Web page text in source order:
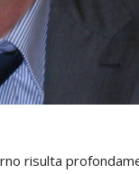
risulta